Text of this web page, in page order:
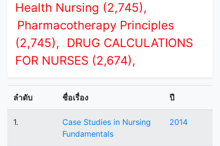
Health Nursing (2,745),
Pharmacotherapy Principles
(2,745),
DRUG CALCULATIONS
FOR NURSES (2,674),
ลำดับ ชื่อเรื่อง ปี
1.
Case Studies in Nursing
Fundamentals
2014